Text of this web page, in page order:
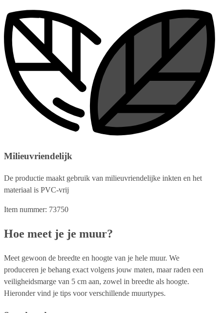
Milieuvriendelijk
De productie maakt gebruik van milieuvriendelijke inkten en het
materiaal is PVC-vrij
Item nummer: 73750
Hoe meet je je muur?
Meet gewoon de breedte en hoogte van je hele muur. We
produceren je behang exact volgens jouw maten, maar raden een
veiligheidsmarge van 5 cm aan, zowel in breedte als hoogte.
Hieronder vind je tips voor verschillende muurtypes.